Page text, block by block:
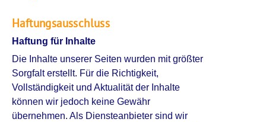
Haftungsausschluss
Haftung für Inhalte
Die Inhalte unserer Seiten wurden mit größter
Sorgfalt erstellt. Für die Richtigkeit,
Vollständigkeit und Aktualität der Inhalte
können wir jedoch keine Gewähr
übernehmen. Als Diensteanbieter sind wir